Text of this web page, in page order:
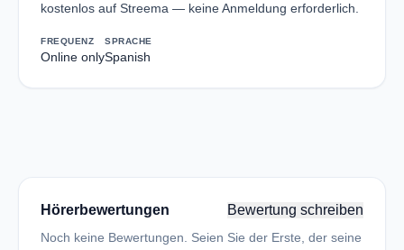
kostenlos auf Streema — keine Anmeldung erforderlich.
FREQUENZ
Online only
SPRACHE
Spanish
Hörerbewertungen Bewertung schreiben
Noch keine Bewertungen. Seien Sie der Erste, der seine